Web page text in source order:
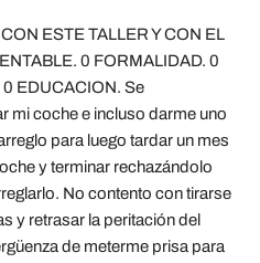
ESTE TALLER Y CON EL
0 FORMALIDAD. 0
EDUCACION. Se
mi coche e incluso darme uno
para luego tardar un mes
y terminar rechazándolo
No contento con tirarse
y retrasar la peritación del
de meterme prisa para